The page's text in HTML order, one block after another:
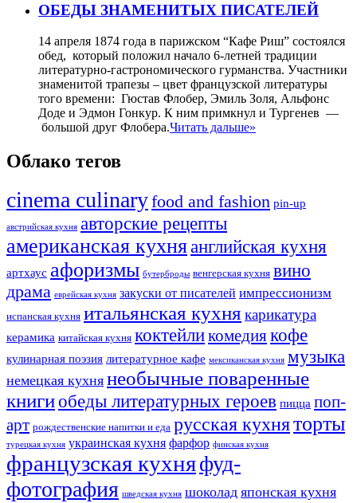
ОБЕДЫ ЗНАМЕНИТЫХ ПИСАТЕЛЕЙ
14 апреля 1874 года в парижском “Кафе Риш” состоялся
обед, который положил начало 6-летней традиции
литературно-гастрономического гурманства. Участники
знаменитой трапезы – цвет французской литературы
того времени: Гюстав Флобер, Эмиль Золя, Альфонс
Доде и Эдмон Гонкур. К ним примкнул и Тургенев —
большой друг Флобера.Читать дальше»
Облако тегов
cinema culinaryfood аnd fashion pin-up
австрийская кухня авторские рецепты
американская кухняанглийская кухня
артхаус афоризмы бутерброды венгерская кухня вино
драма еврейская кухня закуски от писателей импрессионизм
испанская кухня итальянская кухня карикатура
керамика китайская кухня коктейликомедиякофе
кулинарная поэзия литературное кафе мексиканская кухня музыка
немецкая кухня необычные поваренные
книгиобеды литературных героев пицца поп-
арт рождественские напитки и еда русская кухняторты
турецкая кухня украинская кухня фарфор финская кухня
французская кухняфуд-
фотография шведская кухня шоколад японская кухня